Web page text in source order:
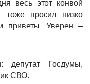
весь этот конвой
тоже просил низко
приветы. Уверен –
депутат Госдумы,
СВО.